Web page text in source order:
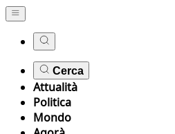
Cerca
Attualità
Politica
Mondo